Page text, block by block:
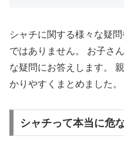
シャチに関する様々な疑
ではありません。 お子さ
な疑問にお答えします。
かりやすくまとめました。
シャチって本当に危